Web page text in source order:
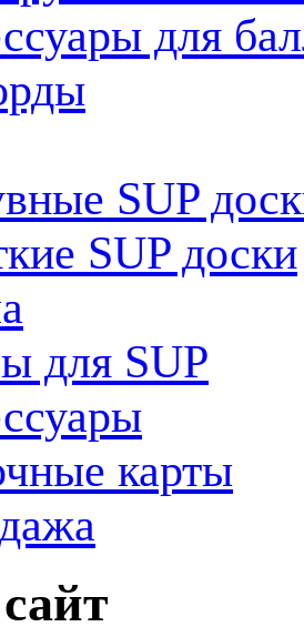
для
SUP
SUP доски
для SUP
карты